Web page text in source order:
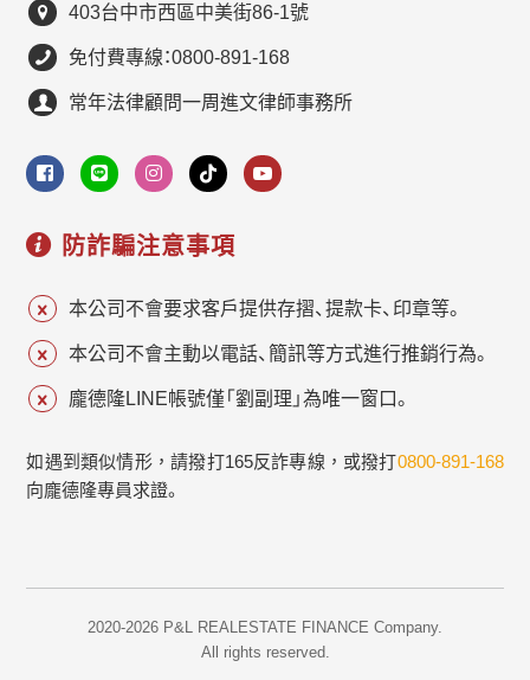
403台中市西區中美街86-1號
免付費專線：0800-891-168
常年法律顧問一周進文律師事務所
防詐騙注意事項
本公司不會要求客戶提供存摺、提款卡、印章等。
本公司不會主動以電話、簡訊等方式進行推銷行為。
龐德隆LINE帳號僅「劉副理」為唯一窗口。
如遇到類似情形，請撥打165反詐專線，或撥打0800-891-168
向龐德隆專員求證。
2020-2026 P&L REALESTATE FINANCE Company.
All rights reserved.